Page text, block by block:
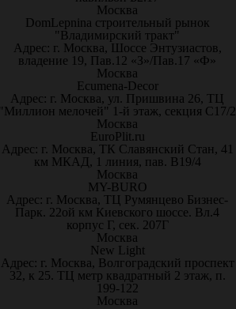
Москва
DomLepnina строительный рынок
"Владимирский тракт"
Адрес: г. Москва, Шоссе Энтузиастов,
владение 19, Пав.12 «З»/Пав.17 «Ф»
Москва
Ecumena-Decor
Адрес: г. Москва, ул. Пришвина 26, ТЦ
мелочей" 1-й этаж, секция С17/2
Москва
EuroPlit.ru
Адрес: г. Москва, ТК Славянский Стан, 41
км МКАД, 1 линия, пав. В19/4
Москва
MY-BURO
Адрес: г. Москва, ТЦ Румянцево Бизнес-
Парк. 22ой км Киевского шоссе. Вл.4
корпус Г, сек. 207Г
Москва
New Light
Адрес: г. Москва, Волгоградский проспект
32, к 25. ТЦ метр квадратный 2 этаж, п.
199-122
Москва